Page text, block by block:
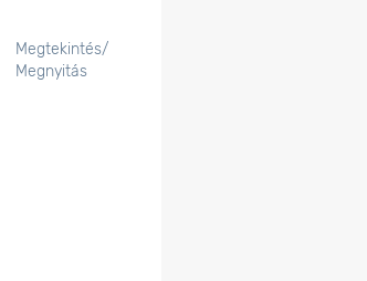
Megtekintés/
Megnyitás